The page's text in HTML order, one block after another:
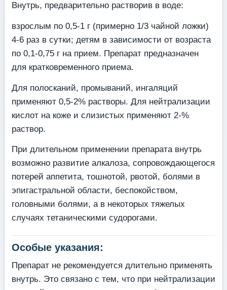
Внутрь, предварительно растворив в воде:
взрослым по 0,5-1 г (примерно 1/3 чайной ложки)
4-6 раз в сутки; детям в зависимости от возраста
по 0,1-0,75 г на прием. Препарат предназначен
для кратковременного приема.
Для полосканий, промываний, ингаляций
применяют 0,5-2% растворы. Для нейтрализации
кислот на коже и слизистых применяют 2-%
раствор.
При длительном применении препарата внутрь
возможно развитие алкалоза, сопровождающегося
потерей аппетита, тошнотой, рвотой, болями в
эпигастральной области, беспокойством,
головными болями, а в некоторых тяжелых
случаях тетаническими судорогами.
Особые указания:
Препарат не рекомендуется длительно применять
внутрь. Это связано с тем, что при нейтрализации